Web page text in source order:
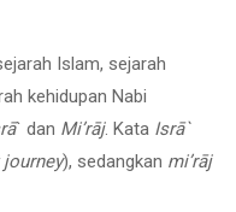
Islam, sejarah
kehidupan Nabi
` dan Mi’rāj. Kata Isrā`
), sedangkan mi’rāj